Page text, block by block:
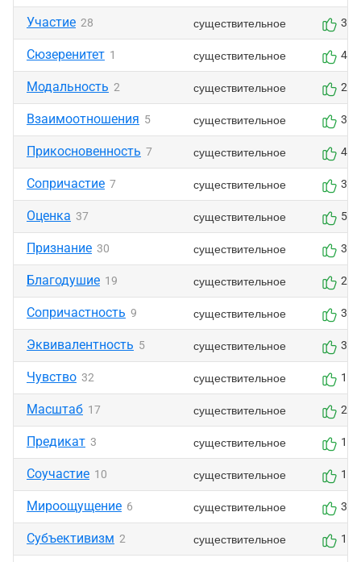
Участие 28 существительное 3
Сюзеренитет 1 существительное 4
Модальность 2 существительное 2
Взаимоотношения 5 существительное 3
Прикосновенность 7 существительное 4
Сопричастие 7 существительное 3
Оценка 37 существительное 5
Признание 30 существительное 3
Благодушие 19 существительное 2
Сопричастность 9 существительное 3
Эквивалентность 5 существительное 3
Чувство 32 существительное 1
Масштаб 17 существительное 2
Предикат 3 существительное 1
Соучастие 10 существительное 1
Мироощущение 6 существительное 3
Субъективизм 2 существительное 1